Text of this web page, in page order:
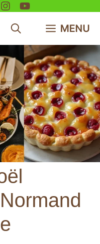
Instagram
YouTube
MENU